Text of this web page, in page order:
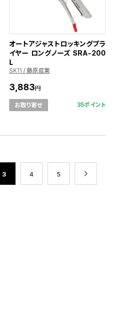
オートアジャストロッキングプラ
イヤー ロングノーズ SRA-200
L
SK11 / 藤原産業
3,883円
お取り寄せ 35ポイント
3 4 5